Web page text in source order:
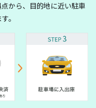
から、目的地に近い駐車
。